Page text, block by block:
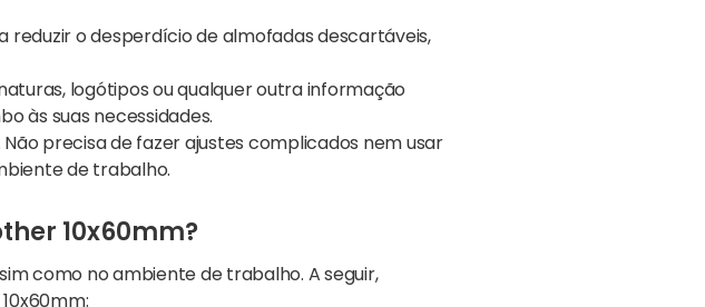
reduzir o desperdício de almofadas descartáveis,
logótipos ou qualquer outra informação
às suas necessidades.
precisa de fazer ajustes complicados nem usar
de trabalho.
10x60mm?
como no ambiente de trabalho. A seguir,